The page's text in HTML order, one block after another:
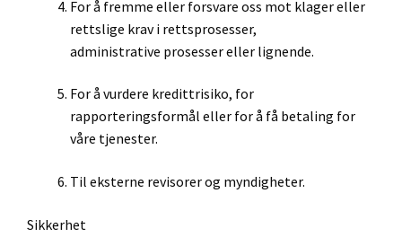
For å fremme eller forsvare oss mot klager eller
rettslige krav i rettsprosesser,
administrative prosesser eller lignende.
For å vurdere kredittrisiko, for
rapporteringsformål eller for å få betaling for
våre tjenester.
Til eksterne revisorer og myndigheter.
Sikkerhet